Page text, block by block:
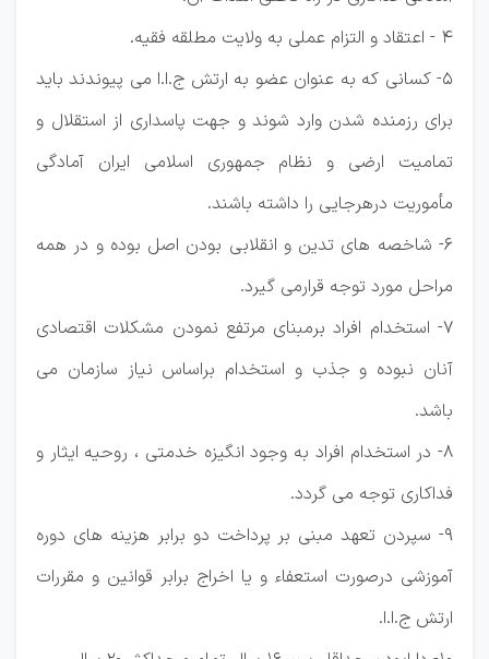
4 - اعتقاد و التزام عملی به ولایت مطلقه فقیه.
5- کسانی که به عنوان عضو به ارتش ج.ا.ا می پیوندند باید
برای رزمنده شدن وارد شوند و جهت پاسداری از استقلال و
تمامیت ارضی و نظام جمهوری اسلامی ایران آمادگی
مأموریت درهرجایی را داشته باشند.
6- شاخصه های تدین و انقلابی بودن اصل بوده و در همه
مراحل مورد توجه قرارمی گیرد.
7- استخدام افراد برمبنای مرتفع نمودن مشکلات اقتصادی
آنان نبوده و جذب و استخدام براساس نیاز سازمان می
باشد.
8- در استخدام افراد به وجود انگیزه خدمتی ، روحیه ایثار و
فداکاری توجه می گردد.
9- سپردن تعهد مبنی بر پرداخت دو برابر هزینه های دوره
آموزشی درصورت استعفاء و یا اخراج برابر قوانین و مقررات
ارتش ج.ا.ا.